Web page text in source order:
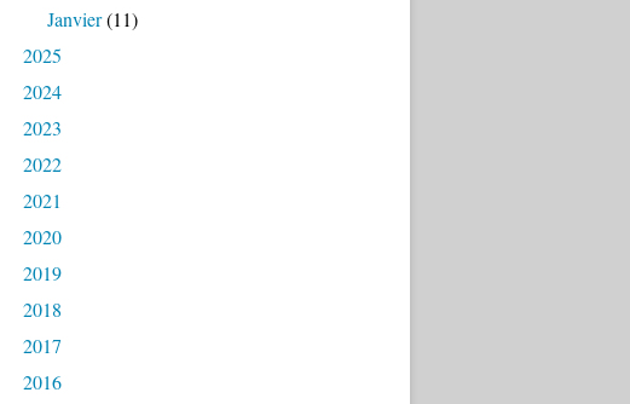
Janvier(11)
2025
2024
2023
2022
2021
2020
2019
2018
2017
2016